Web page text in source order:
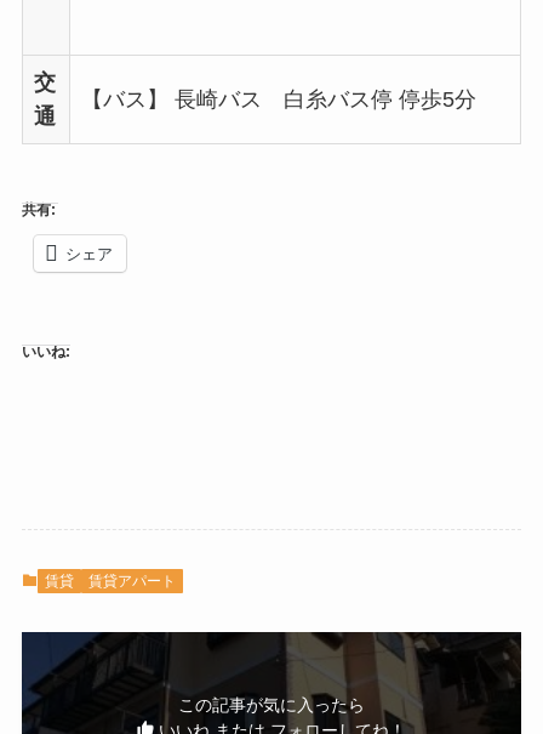
交
通
【バス】 長崎バス 白糸バス停 停歩5分
共有:
シェア
いいね:
賃貸 賃貸アパート
この記事が気に入ったら
いいね または フォローしてね！